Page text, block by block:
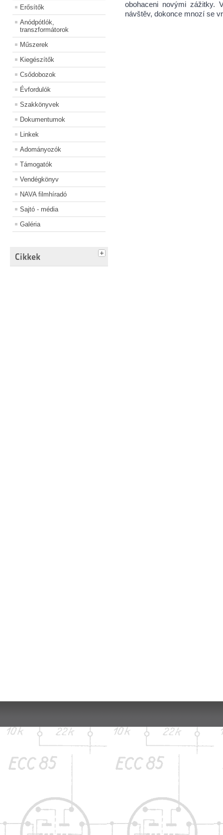
Erősítők
Anódpótlók,
transzformátorok
Műszerek
Kiegészítők
Csődobozok
Évfordulók
Szakkönyvek
Dokumentumok
Linkek
Adományozók
Támogatók
Vendégkönyv
NAVA filmhíradó
Sajtó - média
Galéria
Cikkek
obohaceni novými zážitky.
návštěv, dokonce mnozí se